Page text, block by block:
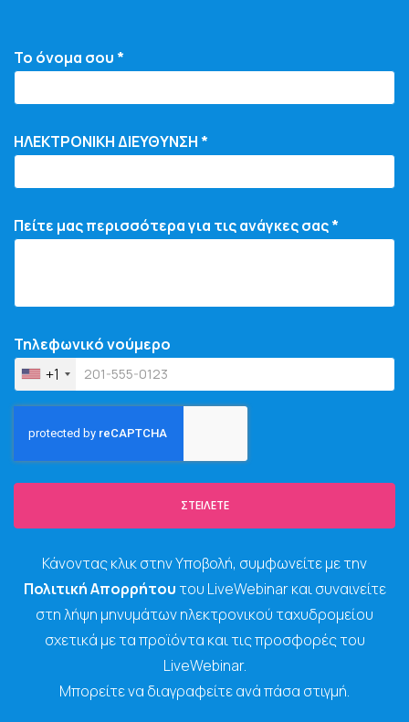
Το όνομα σου *
ΗΛΕΚΤΡΟΝΙΚΗ ΔΙΕΥΘΥΝΣΗ *
Πείτε μας περισσότερα για τις ανάγκες σας *
Τηλεφωνικό νούμερο
+1
ΣΤΕΊΛΕΤΕ
Κάνοντας κλικ στην Υποβολή, συμφωνείτε με την
Πολιτική Απορρήτουτου LiveWebinar και συναινείτε
στη λήψη μηνυμάτων ηλεκτρονικού ταχυδρομείου
σχετικά με τα προϊόντα και τις προσφορές του
LiveWebinar.
Μπορείτε να διαγραφείτε ανά πάσα στιγμή.